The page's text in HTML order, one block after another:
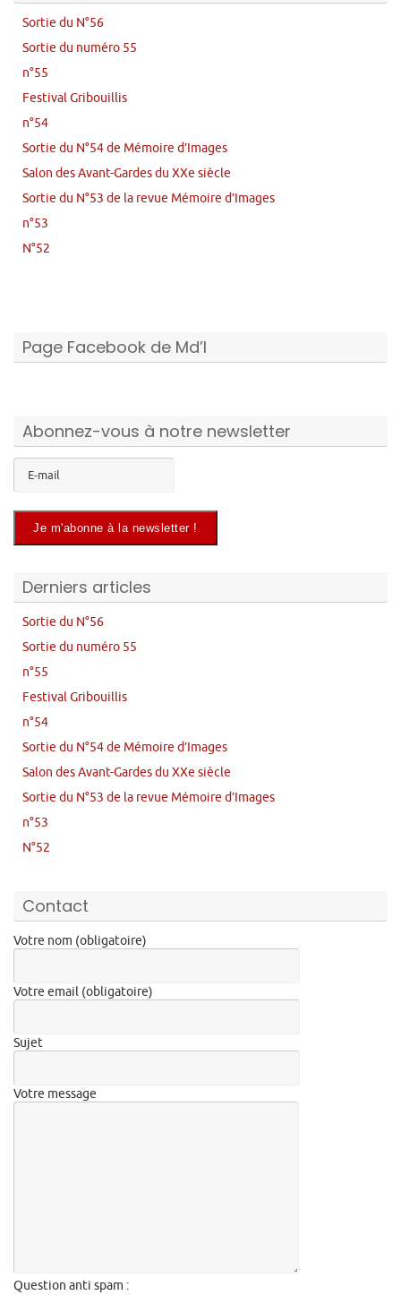
Sortie du N°56
Sortie du numéro 55
n°55
Festival Gribouillis
n°54
Sortie du N°54 de Mémoire d’Images
Salon des Avant-Gardes du XXe siècle
Sortie du N°53 de la revue Mémoire d’Images
n°53
N°52
Page Facebook de Md’I
Abonnez-vous à notre newsletter
Derniers articles
Sortie du N°56
Sortie du numéro 55
n°55
Festival Gribouillis
n°54
Sortie du N°54 de Mémoire d’Images
Salon des Avant-Gardes du XXe siècle
Sortie du N°53 de la revue Mémoire d’Images
n°53
N°52
Contact
Votre nom (obligatoire)
Votre email (obligatoire)
Sujet
Votre message
Question anti spam :